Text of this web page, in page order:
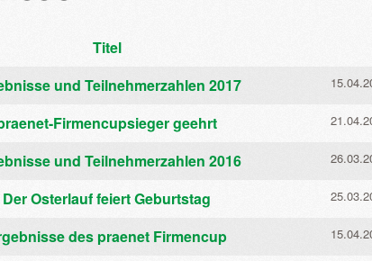
Titel
und Teilnehmerzahlen 2017
Firmencupsieger geehrt
und Teilnehmerzahlen 2016
Der Osterlauf feiert Geburtstag
des praenet Firmencup